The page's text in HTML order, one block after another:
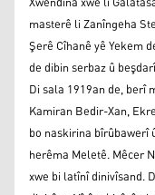
masterê li Zanîngeha
Şerê Cîhanê yê Yekem
de dibin serbaz û
Di sala 1919an de, berî
Kamiran Bedir-Xan,
bo naskirina bîrûbawerî
herêma Meletê. Mêcer
xwe bi latînî dinivîsand.